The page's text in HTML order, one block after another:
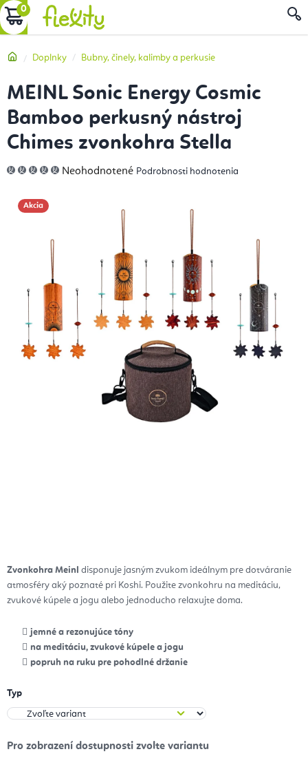
Prejsť
na
NÁKUPNÝ
DomovDoplnky Bubny, činely, kalimby a perkusie
Zvonkohra Meinl disponuje jasným zvukom ideálnym pre dotváranie
atmosféry aký poznaté pri Koshi. Použite zvonkohru na meditáciu,
zvukové kúpele a jogu alebo jednoducho relaxujte doma.
jemné a rezonujúce tóny
na meditáciu, zvukové kúpele a jogu
popruh na ruku pre pohodlné držanie
Typ
MEINL Sonic Energy Cosmic
Bamboo perkusný nástroj
Chimes zvonkohra Stella
Priemerné
hodnotenie
Neohodnotené Podrobnosti hodnotenia
Akcia